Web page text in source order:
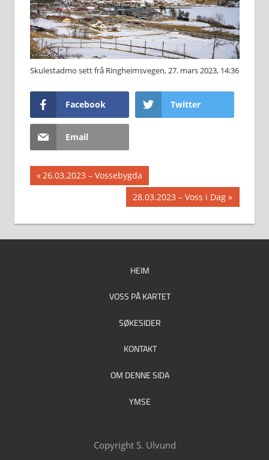
Skulestadmo sett frå Ringheimsvegen, 27. mars 2023, 14:36
Facebook Twitter
Email
Innleggsnavigasjon
Previous
26.03.2023 – Vossebygda
Next
Post:
28.03.2023 – Voss i Dag
HEIM
VOSS PÅ KARTET
SØKESIDER
KONTAKT
OM DENNE SIDA
YMSE
Copyright S. Ulvund